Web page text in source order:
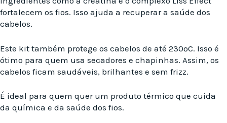
fortalecem os fios. Isso ajuda a recuperar a saúde dos
cabelos.
Este kit também protege os cabelos de até 230ºC. Isso é
ótimo para quem usa secadores e chapinhas. Assim, os
cabelos ficam saudáveis, brilhantes e sem frizz.
É ideal para quem quer um produto térmico que cuida
da química e da saúde dos fios.